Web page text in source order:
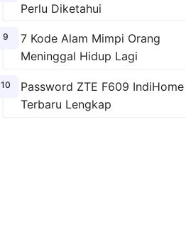
Perlu Diketahui
7 Kode Alam Mimpi Orang
Meninggal Hidup Lagi
Password ZTE F609 IndiHome
Terbaru Lengkap